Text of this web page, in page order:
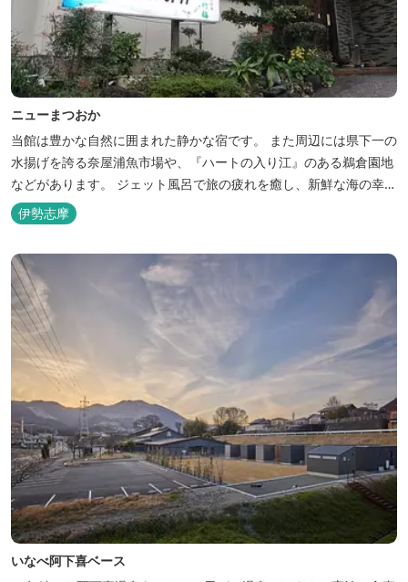
ニューまつおか
当館は豊かな自然に囲まれた静かな宿です。 また周辺には県下一の
水揚げを誇る奈屋浦魚市場や、『ハートの入り江』のある鵜倉園地
などがあります。 ジェット風呂で旅の疲れを癒し、新鮮な海の幸を
どうぞお楽しみください。 ゆったりと・・のんびりと・・くつろぎ
の時間がここにあります。
伊勢志摩
いなべ阿下喜ベース